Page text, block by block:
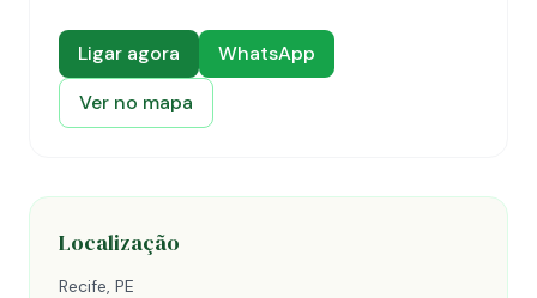
Ligar agora
WhatsApp
Ver no mapa
Localização
Recife, PE